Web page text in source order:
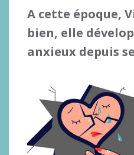
A cette époque,
bien, elle
anxieux depuis